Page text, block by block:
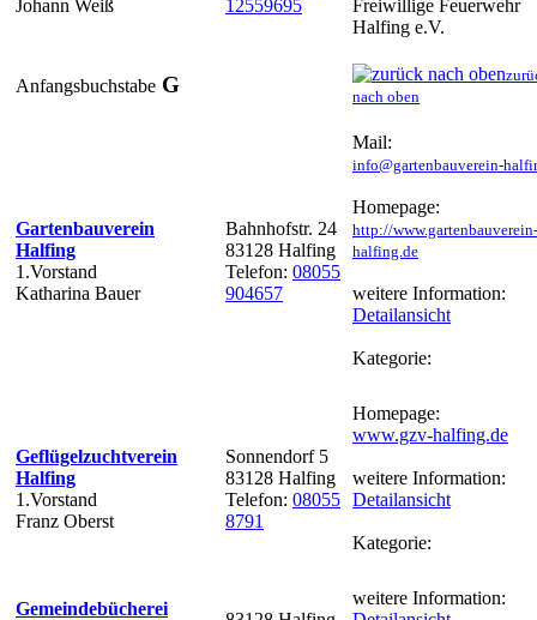
Johann Weiß
12559695
Freiwillige Feuerwehr
Halfing e.V.
Anfangsbuchstabe G
nach oben
Gartenbauverein
Halfing
1.Vorstand
Katharina Bauer
Bahnhofstr. 24
83128 Halfing
Telefon: 08055
904657
Mail:
info@gartenbauverein-
Homepage:
http://www.gartenbauverein-
halfing.de
weitere Information:
Detailansicht
Kategorie:
Geflügelzuchtverein
Halfing
1.Vorstand
Franz Oberst
Sonnendorf 5
83128 Halfing
Telefon: 08055
8791
Homepage:
www.gzv-halfing.de
weitere Information:
Detailansicht
Kategorie:
Gemeindebücherei
weitere Information: